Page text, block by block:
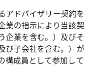
アドバイザリー契約を
業の指示により当該契
企業を含む。）及びそ
び子会社を含む。）が
構成員として参加して